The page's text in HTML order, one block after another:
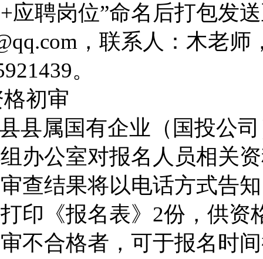
+应聘岗位”命名后打包发
，联系人： 木老师
。
初审
县属国有企业（ 国投公司
办公室对报名人员相关
查结果将以电话方式告
印《报名表》 2份，供资
不合格者，可于报名时